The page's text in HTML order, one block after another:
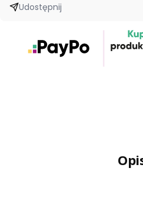
Udostępnij